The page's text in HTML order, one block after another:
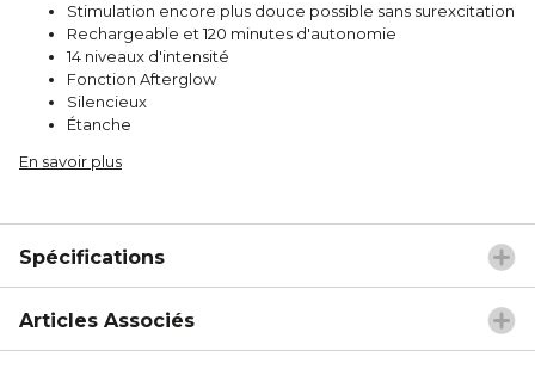
Stimulation encore plus douce possible sans surexcitation
Rechargeable et 120 minutes d'autonomie
14 niveaux d'intensité
Fonction Afterglow
Silencieux
Étanche
En savoir plus
Spécifications
Articles Associés